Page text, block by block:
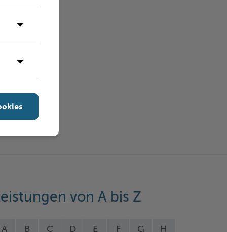
von A bis Z
A B C D E F G H